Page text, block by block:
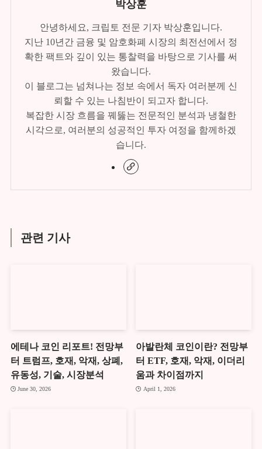
박상훈
안녕하세요, 크립토 전문 기자 박상훈입니다.
지난 10년간 금융 및 암호화폐 시장의 최전선에서 정
확한 팩트와 깊이 있는 통찰력을 바탕으로 기사를 써
왔습니다.
이 블로그는 넘쳐나는 정보 속에서 독자 여러분께 신
뢰할 수 있는 나침반이 되고자 합니다.
복잡한 시장 흐름을 꿰뚫는 전문적인 분석과 냉철한
시각으로, 여러분의 성공적인 투자 여정을 함께하겠
습니다.
관련 기사
에테나 코인 리포트! 전망부
터 트럼프, 호재, 악재, 상폐,
유동성, 기술, 시장분석
June 30, 2026
아발란체 코인이란? 전망부
터 ETF, 호재, 악재, 이더리
움과 차이점까지
April 1, 2026